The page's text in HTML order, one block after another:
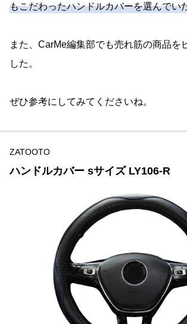
もこだわったハンドルカバーを選んでい
また、CarMe編集部でも売れ筋の商品を
した。
ぜひ参考にしてみてくださいね。
ZATOOTO
ハンドルカバー sサイズ LY106-R